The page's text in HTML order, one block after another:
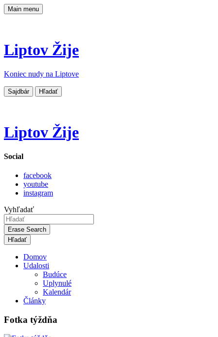
Main menu
Liptov Žije
Koniec nudy na Liptove
Sajdbár Hľadať
Liptov Žije
Social
facebook
youtube
instagram
Vyhľadať
Erase Search
Domov
Udalosti
Budúce
Uplynulé
Kalendár
Články
Fotka týždňa